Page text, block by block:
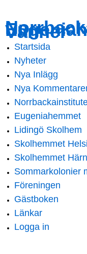
main
content
navigation
Vänner
Main menu
Startsida
Nyheter
Nya Inlägg
Nya
Eugeniahemmet
Lidingö Skolhem
Skolhemmet
Skolhemmet
Sommarkolonier
Föreningen
Gästboken
Länkar
Logga in